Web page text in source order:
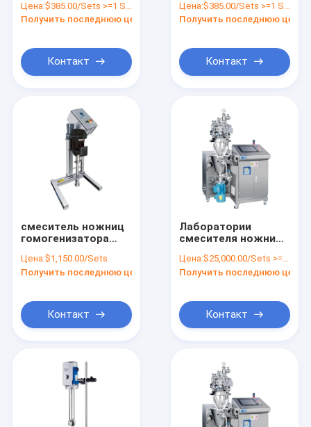
Продукты
15000rpm
нержавеющей
косметический 0,37
KW
Цена:$385.00/Sets >=1 Sets
Получить последнюю цену
Контакт
15000rpm 0,37 kW
Цена:$385.00/Sets >=1 Sets
Получить последнюю цену
Контакт
смеситель ножниц
гомогенизатора
смесителя 10000ML
эмульсора
Цена:$1,150.00/Sets
Получить последнюю цену
Контакт
Лаборатории
смесителя ножниц
лаборатории
гомогенизатор
Цена:$25,000.00/Sets >=1 Sets
Получить последнюю цену
Контакт